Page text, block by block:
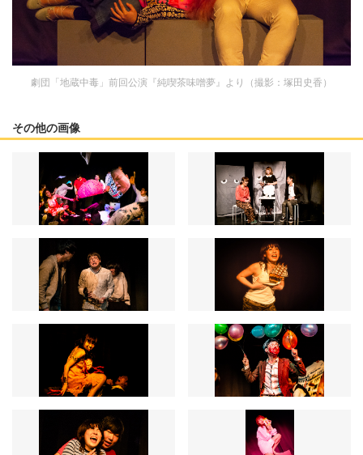
劇団「地蔵中毒」前回公演『純喫茶味噌夢』より（撮影：塚田史香）
その他の画像